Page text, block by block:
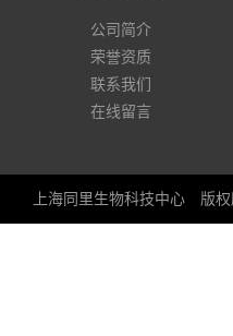
公司简介
荣誉资质
联系我们
在线留言
上海同里生物科技中心 版